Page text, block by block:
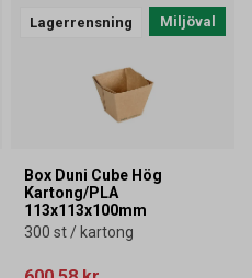
Lagerrensning Miljöval
Box Duni Cube Hög
Kartong/PLA
113x113x100mm
300 st / kartong